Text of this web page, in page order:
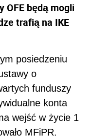
OFE będą mogli
trafią na IKE
posiedzeniu
o
funduszy
konta
wejść w życie 1
MFiPR.